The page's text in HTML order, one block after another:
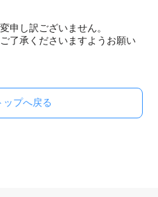
申し訳ございません。
了承くださいますようお願い
ップへ戻る